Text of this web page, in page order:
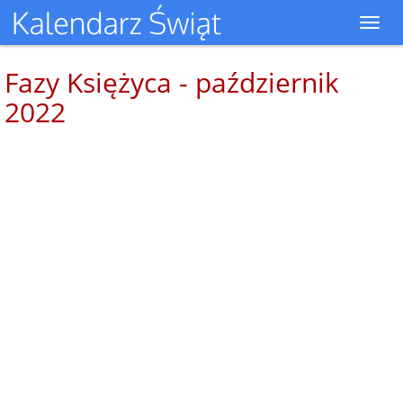
Fazy Księżyca - październik
2022